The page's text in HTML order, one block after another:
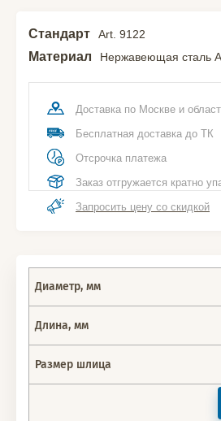
Стандарт Art. 9122
Материал Нержавеющая сталь
Доставка по Москве и
Бесплатная доставка до ТК
Отсрочка платежа
Заказ отгружается кратно
Запросить цену со скидкой
Диаметр, мм
Длина, мм
Размер шлица